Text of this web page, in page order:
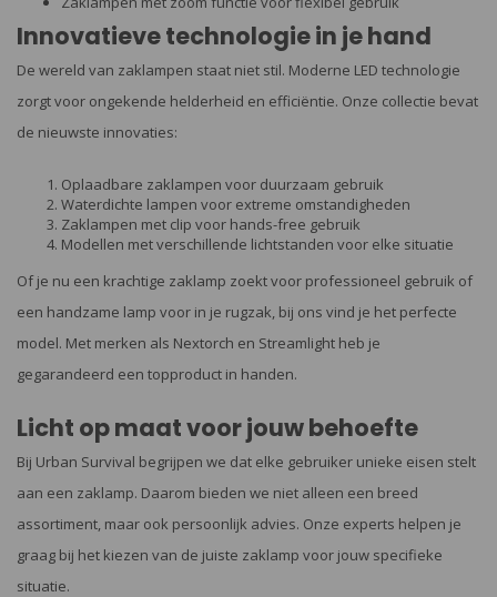
Innovatieve technologie in je hand
De wereld van zaklampen staat niet stil. Moderne LED technologie
zorgt voor ongekende helderheid en efficiëntie. Onze collectie bevat
de nieuwste innovaties:
Oplaadbare zaklampen voor duurzaam gebruik
Waterdichte lampen voor extreme omstandigheden
Zaklampen met clip voor hands-free gebruik
Modellen met verschillende lichtstanden voor elke situatie
Of je nu een krachtige zaklamp zoekt voor professioneel gebruik of
een handzame lamp voor in je rugzak, bij ons vind je het perfecte
model. Met merken als Nextorch en Streamlight heb je
gegarandeerd een topproduct in handen.
Licht op maat voor jouw behoefte
Bij Urban Survival begrijpen we dat elke gebruiker unieke eisen stelt
aan een zaklamp. Daarom bieden we niet alleen een breed
assortiment, maar ook persoonlijk advies. Onze experts helpen je
graag bij het kiezen van de juiste zaklamp voor jouw specifieke
situatie.